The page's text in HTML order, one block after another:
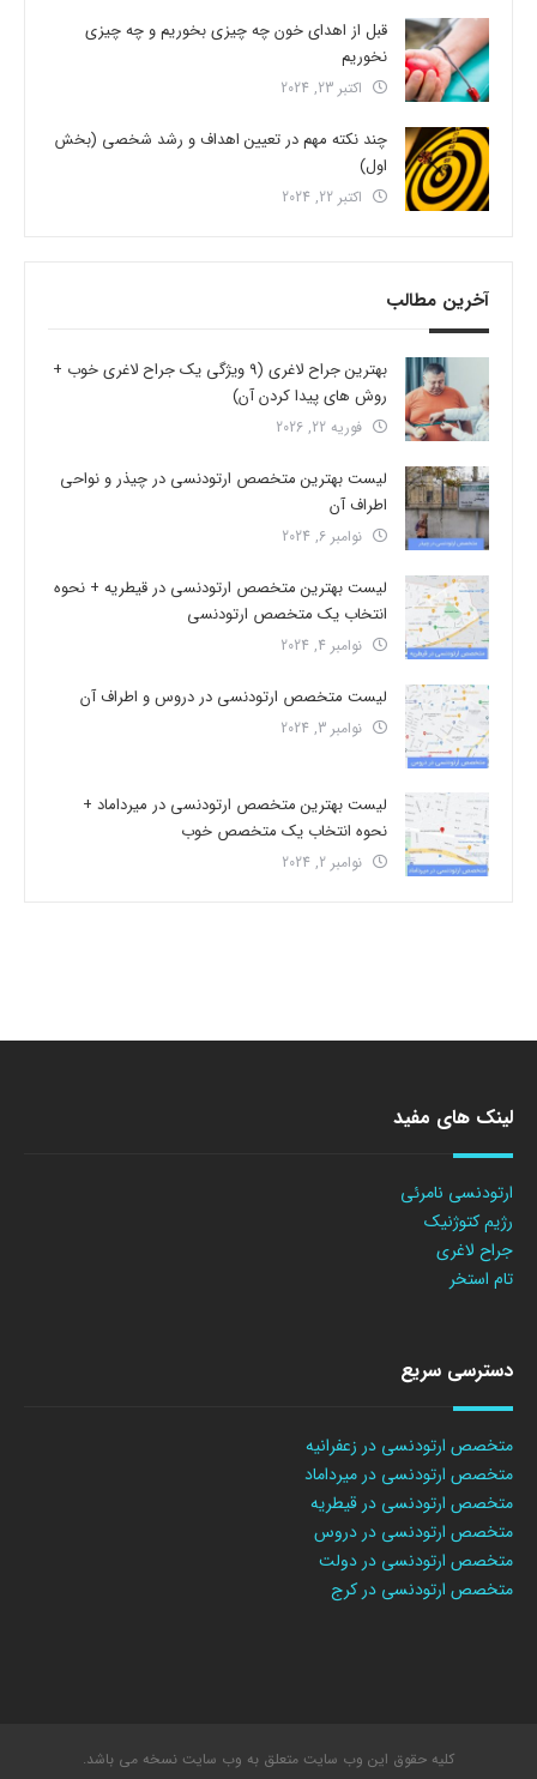
قبل از اهدای خون چه چیزی بخوریم و چه چیزی
نخوریم
اکتبر 23, 2024
چند نکته مهم در تعیین اهداف و رشد شخصی (بخش
اول)
اکتبر 22, 2024
آخرین مطالب
بهترین جراح لاغری (9 ویژگی یک جراح لاغری خوب +
روش های پیدا کردن آن)
فوریه 22, 2026
لیست بهترین متخصص ارتودنسی در چیذر و نواحی
اطراف آن
نوامبر 6, 2024
لیست بهترین متخصص ارتودنسی در قیطریه + نحوه
انتخاب یک متخصص ارتودنسی
نوامبر 4, 2024
لیست متخصص ارتودنسی در دروس و اطراف آن
نوامبر 3, 2024
لیست بهترین متخصص ارتودنسی در میرداماد +
نحوه انتخاب یک متخصص خوب
نوامبر 2, 2024
لینک های مفید
ارتودنسی نامرئی
رژیم کتوژنیک
جراح لاغری
تام استخر
دسترسی سریع
متخصص ارتودنسی در زعفرانیه
متخصص ارتودنسی در میرداماد
متخصص ارتودنسی در قیطریه
متخصص ارتودنسی در دروس
متخصص ارتودنسی در دولت
متخصص ارتودنسی در کرج
کلیه حقوق این وب سایت متعلق به وب سایت نسخه می باشد.